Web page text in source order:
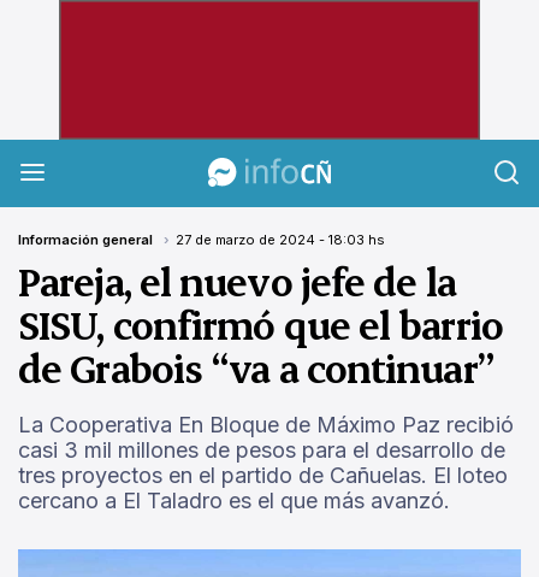
Información general 27 de marzo de 2024 - 18:03 hs
Pareja, el nuevo jefe de la
SISU, confirmó que el barrio
de Grabois “va a continuar”
La Cooperativa En Bloque de Máximo Paz recibió
casi 3 mil millones de pesos para el desarrollo de
tres proyectos en el partido de Cañuelas. El loteo
cercano a El Taladro es el que más avanzó.